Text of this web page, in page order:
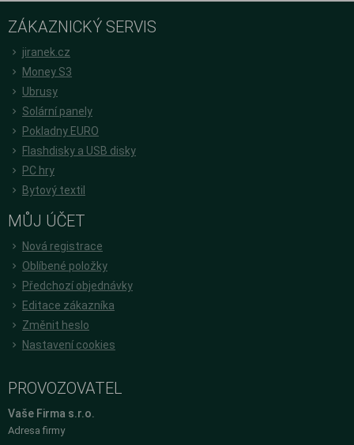
ZÁKAZNICKÝ SERVIS
jiranek.cz
Money S3
Ubrusy
Solární panely
Pokladny EURO
Flashdisky a USB disky
PC hry
Bytový textil
MŮJ ÚČET
Nová registrace
Oblíbené položky
Předchozí objednávky
Editace zákazníka
Změnit heslo
Nastavení cookies
PROVOZOVATEL
Vaše Firma s.r.o.
Adresa firmy